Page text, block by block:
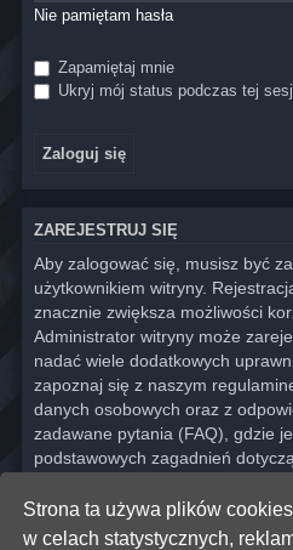
Strona ta używa plików
w celach statystycznych,
Nie pamiętam hasła
Zapamiętaj mnie
Ukryj mój status podczas tej
ZAREJESTRUJ SIĘ
Aby zalogować się, musisz być
użytkownikiem witryny.
znacznie zwiększa możliwości
Administrator witryny może
nadać wiele dodatkowych
zapoznaj się z naszym
danych osobowych oraz z
zadawane pytania (FAQ), gdzie
podstawowych zagadnień
| Zasady ochrony